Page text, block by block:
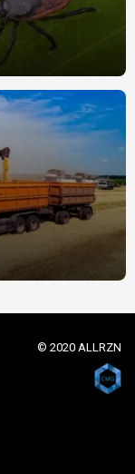
© 2020 ALLRZN